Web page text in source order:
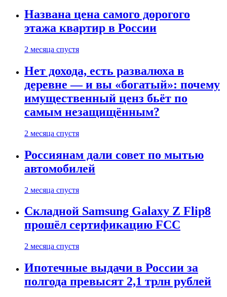
Названа цена самого дорогого
этажа квартир в России
2 месяца спустя
Нет дохода, есть развалюха в
деревне — и вы «богатый»: почему
имущественный ценз бьёт по
самым незащищённым?
2 месяца спустя
Россиянам дали совет по мытью
автомобилей
2 месяца спустя
Складной Samsung Galaxy Z Flip8
прошёл сертификацию FCC
2 месяца спустя
Ипотечные выдачи в России за
полгода превысят 2,1 трлн рублей